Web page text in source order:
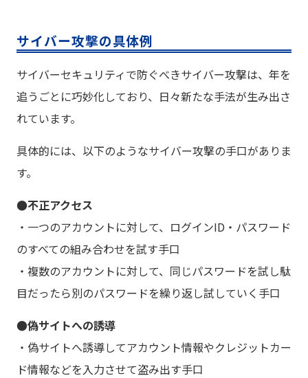
サイバー攻撃の具体例
サイバーセキュリティで防ぐべきサイバー攻撃は、年を
追うごとに巧妙化しており、日々新たな手法が生み出さ
れています。
具体的には、以下のようなサイバー攻撃の手口がありま
す。
●不正アクセス
・一つのアカウントに対して、ログインID・パスワード
のすべての組み合わせを試す手口
・複数のアカウントに対して、同じパスワードを試し駄
目だったら別のパスワードを繰り返し試していく手口
●偽サイトへの誘導
・偽サイトへ誘導してアカウント情報やクレジットカー
ド情報などを入力させて盗み出す手口